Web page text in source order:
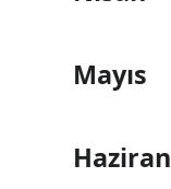
Mayıs
Haziran